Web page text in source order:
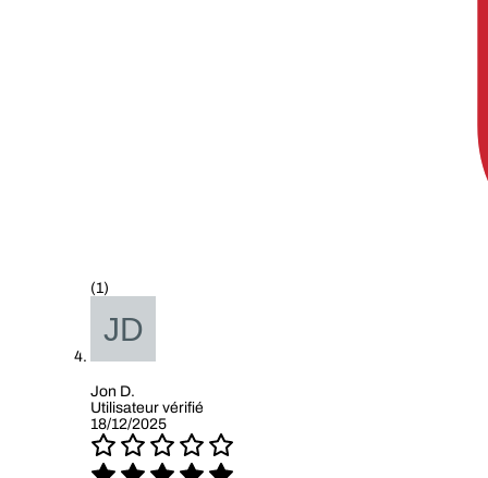
(1)
Jon D.
Utilisateur vérifié
18/12/2025